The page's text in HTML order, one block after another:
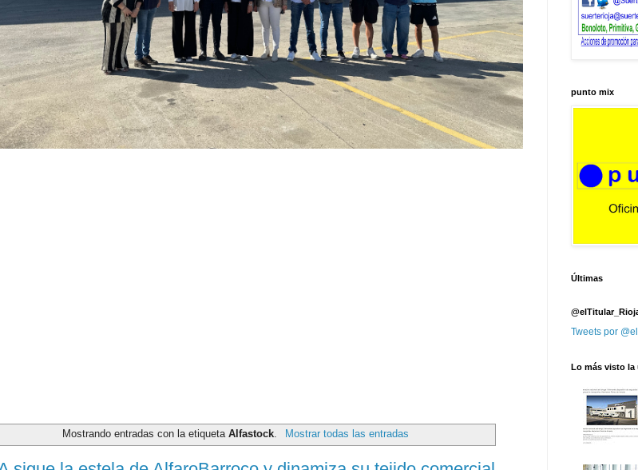
Mostrando entradas con la etiquetaAlfastock Mostrar todas las entradas
punto mix
Últimas
Tweets por
Lo más visto la